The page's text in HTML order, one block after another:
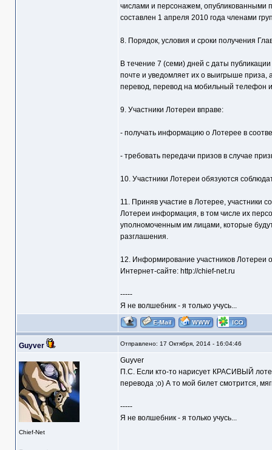
числами и персонажем, опубликованными
составлен 1 апреля 2010 года членами
8. Порядок, условия и сроки получения
В течение 7 (семи) дней с даты
почте и уведомляет их о выигрыше приза,
перевод, перевод на мобильный телефон и
9. Участники Лотереи вправе:
- получать информацию о Лотерее в
- требовать передачи призов в случае
10. Участники Лотереи обязуются
11. Приняв участие в Лотерее, участники
Лотереи информация, в том числе их
уполномоченным им лицами, которые
разглашения.
12. Информирование участников Лотереи
Интернет-сайте: http://chief-net.ru
-----
Я не волшебник - я только учусь...
Guyver Отправлено: 17 Октября, 2014 - 16:04:46
Chief-Net
Guyver
П.С. Если кто-то нарисует КРАСИВЫЙ
перевода ;о) А то мой билет смотрится,
-----
Я не волшебник - я только учусь...